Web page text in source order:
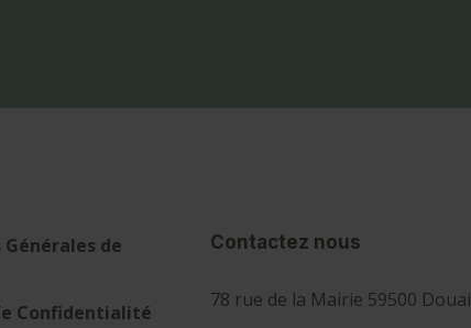
de
Confidentialité
Contactez nous
78 rue de la Mairie 59500 Douai